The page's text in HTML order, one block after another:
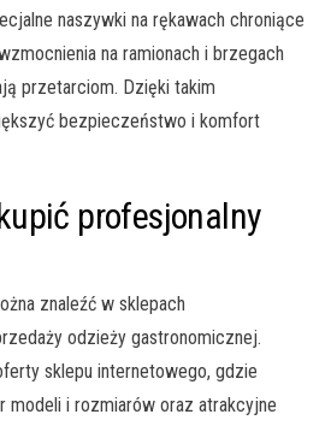
naszywki na rękawach chroniące
na ramionach i brzegach
przetarciom. Dzięki takim
bezpieczeństwo i komfort
profesjonalny
znaleźć w sklepach
odzieży gastronomicznej.
sklepu internetowego, gdzie
modeli i rozmiarów oraz atrakcyjne